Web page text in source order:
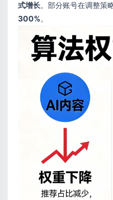
式增长。部分账号在调整策
300%。